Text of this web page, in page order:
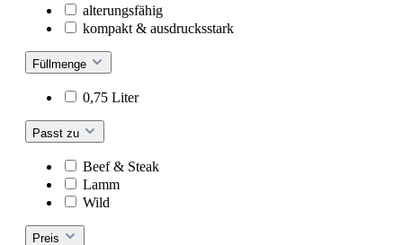
alterungsfähig
kompakt & ausdrucksstark
Füllmenge
0,75 Liter
Passt zu
Beef & Steak
Lamm
Wild
Preis